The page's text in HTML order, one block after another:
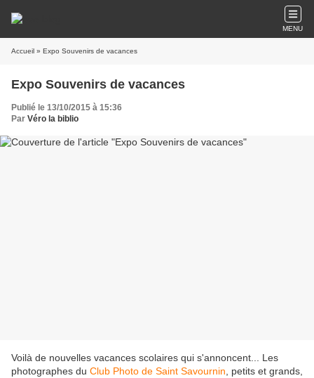
MENU
Accueil » Expo Souvenirs de vacances
Expo Souvenirs de vacances
Publié le 13/10/2015 à 15:36
Par Véro la biblio
Voilà de nouvelles vacances scolaires qui s'annoncent... Les
photographes du Club Photo de Saint Savournin , petits et grands,